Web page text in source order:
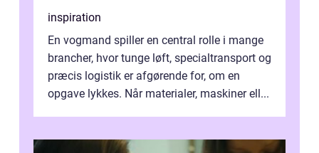
inspiration
En vogmand spiller en central rolle i mange
brancher, hvor tunge løft, specialtransport og
præcis logistik er afgørende for, om en
opgave lykkes. Når materialer, maskiner ell...